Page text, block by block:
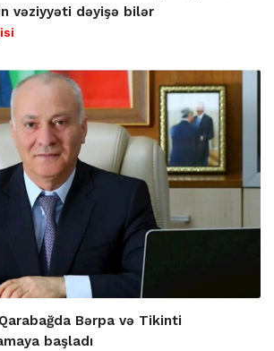
vəziyyəti dəyişə bilər
Bərpa və Tikinti
başladı